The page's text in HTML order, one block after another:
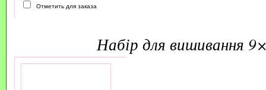
Отметить для заказа
набір для вишивання